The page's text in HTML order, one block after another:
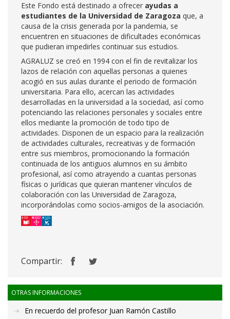
Este Fondo está destinado a ofrecer ayudas a
estudiantes de la Universidad de Zaragoza que, a
causa de la crisis generada por la pandemia, se
encuentren en situaciones de dificultades económicas
que pudieran impedirles continuar sus estudios.
AGRALUZ se creó en 1994 con el fin de revitalizar los
lazos de relación con aquellas personas a quienes
acogió en sus aulas durante el periodo de formación
universitaria. Para ello, acercan las actividades
desarrolladas en la universidad a la sociedad, así como
potenciando las relaciones personales y sociales entre
ellos mediante la promoción de todo tipo de
actividades. Disponen de un espacio para la realización
de actividades culturales, recreativas y de formación
entre sus miembros, promocionando la formación
continuada de los antiguos alumnos en su ámbito
profesional, así como atrayendo a cuantas personas
físicas o jurídicas que quieran mantener vínculos de
colaboración con las Universidad de Zaragoza,
incorporándolas como socios-amigos de la asociación.
Compartir:
OTRAS INFORMACIONES
En recuerdo del profesor Juan Ramón Castillo